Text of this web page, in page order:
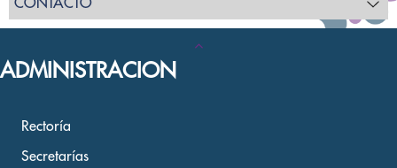
ADMINISTRACION
Rectoría
Secretarías